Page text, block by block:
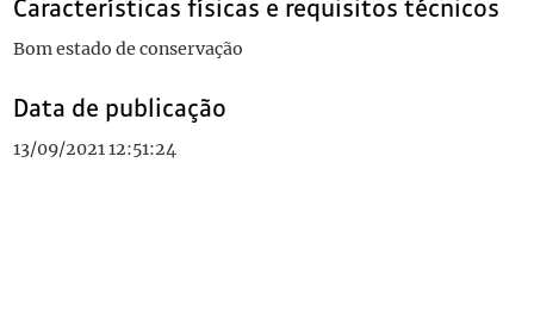
Características físicas e requisitos técnicos
Bom estado de conservação
Data de publicação
13/09/2021 12:51:24